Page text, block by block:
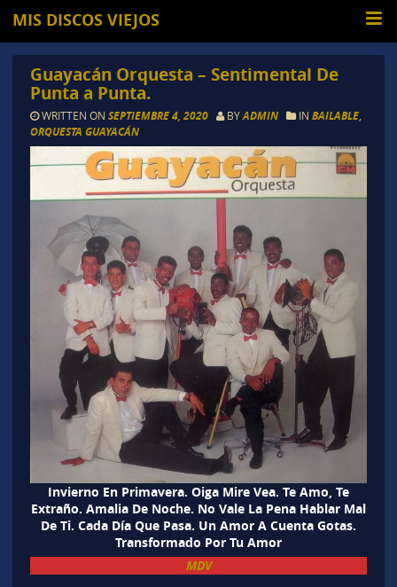
MIS DISCOS VIEJOS
Guayacán Orquesta – Sentimental De
Punta a Punta.
WRITTEN ON SEPTIEMBRE 4, 2020 BYADMIN IN BAILABLE,
ORQUESTA GUAYACÁN
Invierno En Primavera. Oiga Mire Vea. Te Amo, Te
Extraño. Amalia De Noche. No Vale La Pena Hablar Mal
De Ti. Cada Día Que Pasa. Un Amor A Cuenta Gotas.
Transformado Por Tu Amor
MDV